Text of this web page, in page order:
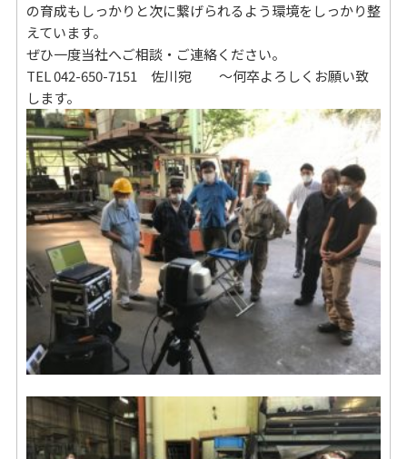
の育成もしっかりと次に繋げられるよう環境をしっかり整
えています。
ぜひ一度当社へご相談・ご連絡ください。
TEL 042-650-7151 佐川宛 ～何卒よろしくお願い致
します。